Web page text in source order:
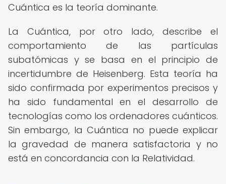
Cuántica es la teoría dominante.
La Cuántica, por otro lado, describe el
comportamiento de las partículas
subatómicas y se basa en el principio de
incertidumbre de Heisenberg. Esta teoría ha
sido confirmada por experimentos precisos y
ha sido fundamental en el desarrollo de
tecnologías como los ordenadores cuánticos.
Sin embargo, la Cuántica no puede explicar
la gravedad de manera satisfactoria y no
está en concordancia con la Relatividad.